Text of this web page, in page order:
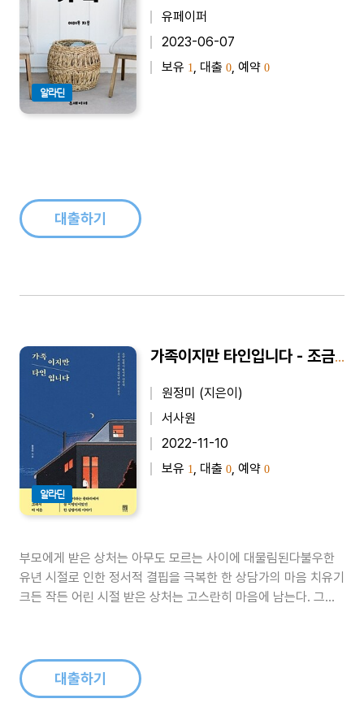
알라딘
유페이퍼
2023-06-07
보유 1 , 대출 0 , 예약 0
대출하기
알라딘
가족이지만 타인입니다 - 조금 멀찍이 떨어져 마침내, 상처의 고리를 끊어낸 마음 치유기
원정미 (지은이)
서사원
2022-11-10
보유 1 , 대출 0 , 예약 0
부모에게 받은 상처는 아무도 모르는 사이에 대물림된다불우한
유년 시절로 인한 정서적 결핍을 극복한 한 상담가의 마음 치유기
크든 작든 어린 시절 받은 상처는 고스란히 마음에 남는다. 그리
대물림하는 경우가 비일비..
대출하기